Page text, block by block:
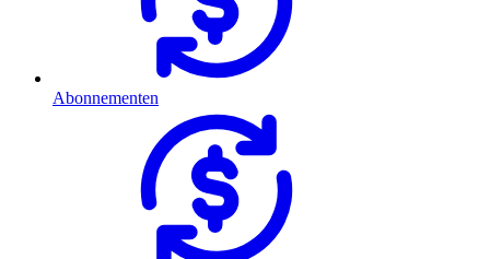
Abonnementen